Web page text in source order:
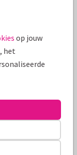
pasen!'. Met
te passen
op jouw
het